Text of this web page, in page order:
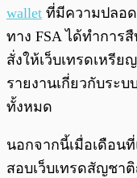
wallet ที่มีความปลอ
ทาง FSA ได้ทำการ
สั่งให้เว็บเทรดเหรี
รายงานเกี่ยวกับระ
ทั้งหมด
นอกจากนี้เมื่อเดือน
สอบเว็บเทรดสัญชา